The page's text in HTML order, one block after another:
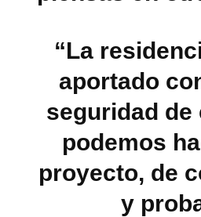
“La
aportado
seguridad de
podemos
proyecto, de
y